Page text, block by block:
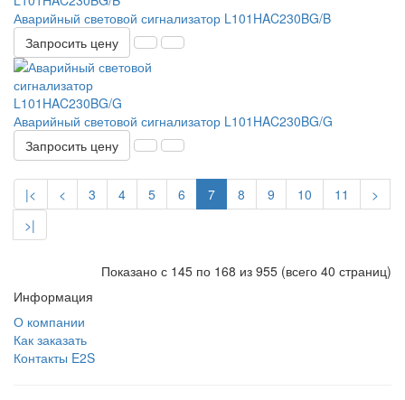
Аварийный световой сигнализатор L101HAC230BG/B
Запросить цену
Аварийный световой сигнализатор L101HAC230BG/G
Запросить цену
|< < 3 4 5 6 7 8 9 10 11
>
>|
Показано с 145 по 168 из 955 (всего 40 страниц)
Информация
О компании
Как заказать
Контакты E2S